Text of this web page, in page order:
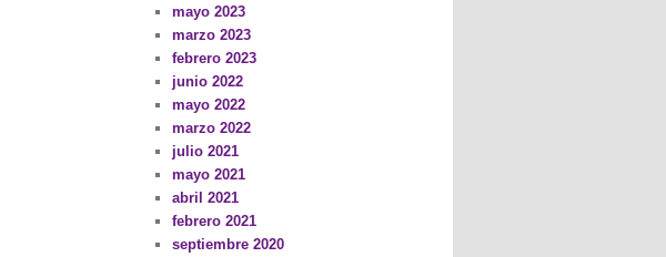
mayo 2023
marzo 2023
febrero 2023
junio 2022
mayo 2022
marzo 2022
julio 2021
mayo 2021
abril 2021
febrero 2021
septiembre 2020